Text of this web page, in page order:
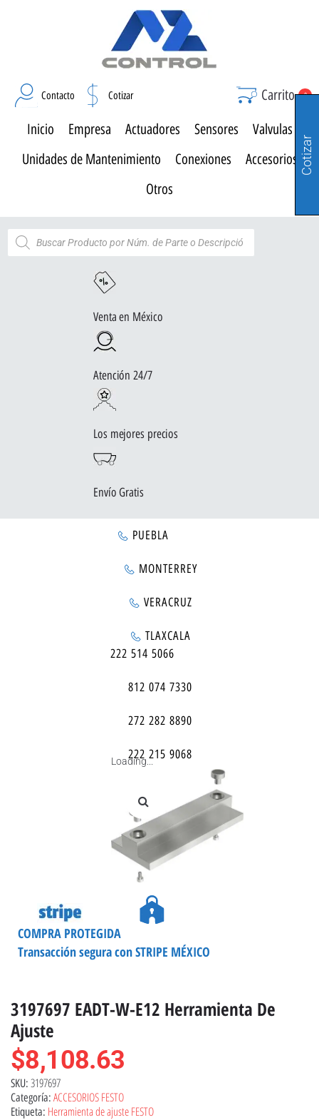
Contacto Cotizar Carrito 0
Inicio Empresa Actuadores Sensores
Valvulas
Unidades de Mantenimiento
Conexiones
Accesorios
Otros
Venta en México
Atención 24/7
Los mejores precios
Envío Gratis
PUEBLA
MONTERREY
VERACRUZ
TLAXCALA
222 514 5066
812 074 7330
272 282 8890
222 215 9068
Loading...
Transacción segura con STRIPE MÉXICO
COMPRA PROTEGIDA
3197697 EADT-W-E12 Herramienta De
Ajuste
$8,108.63
SKU: 3197697
Categoría: ACCESORIOS FESTO
Etiqueta: Herramienta de ajuste FESTO
Cotizar